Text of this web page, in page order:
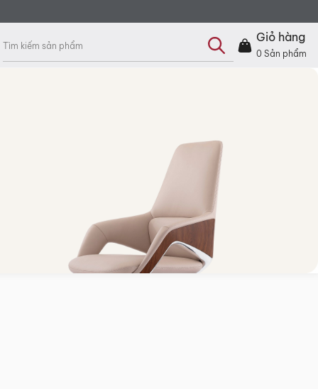
kiếm
phẩm
Giỏ hàng
0 Sản phẩm